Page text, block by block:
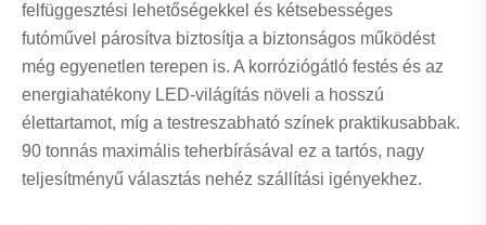
felfüggesztési lehetőségekkel és kétsebességes
futóművel párosítva biztosítja a biztonságos működést
még egyenetlen terepen is. A korróziógátló festés és az
energiahatékony LED-világítás növeli a hosszú
élettartamot, míg a testreszabható színek praktikusabbak.
90 tonnás maximális teherbírásával ez a tartós, nagy
teljesítményű választás nehéz szállítási igényekhez.